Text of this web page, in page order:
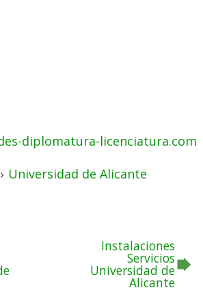
diplomatura-licenciatura.com
› Universidad de Alicante
Instalaciones
Servicios
Universidad de
Alicante